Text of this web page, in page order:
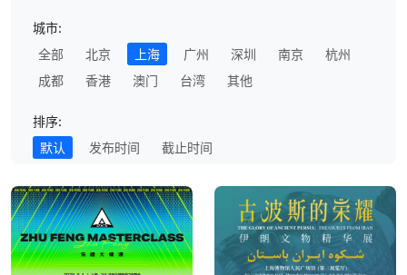
城市:
全部
北京 上海 广州 深圳 南京
杭州
成都
香港 澳门 台湾 其他
排序:
默认
发布时间 截止时间